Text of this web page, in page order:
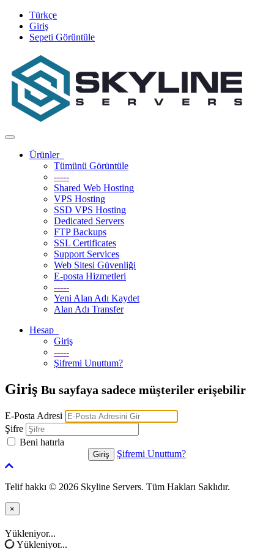
Türkçe
Giriş
Sepeti Görüntüle
Gezinmeyi
değiştirÜrünler
Tümünü Görüntüle
-----
Shared Web Hosting
VPS Hosting
SSD VPS Hosting
Dedicated Servers
FTP Backups
SSL Certificates
Support Services
Web Sitesi Güvenliği
E-posta Hizmetleri
-----
Yeni Alan Adı Kaydet
Alan Adı Transfer
Hesap
Giriş
-----
Şifremi Unuttum?
Giriş Bu sayfaya sadece müşteriler erişebilir
E-Posta Adresi
Şifre
Beni hatırla
Şifremi Unuttum?
Telif hakkı © 2026 Skyline Servers. Tüm Hakları Saklıdır.
×
Bildirimi
Yükleniyor...
Yükleniyor...